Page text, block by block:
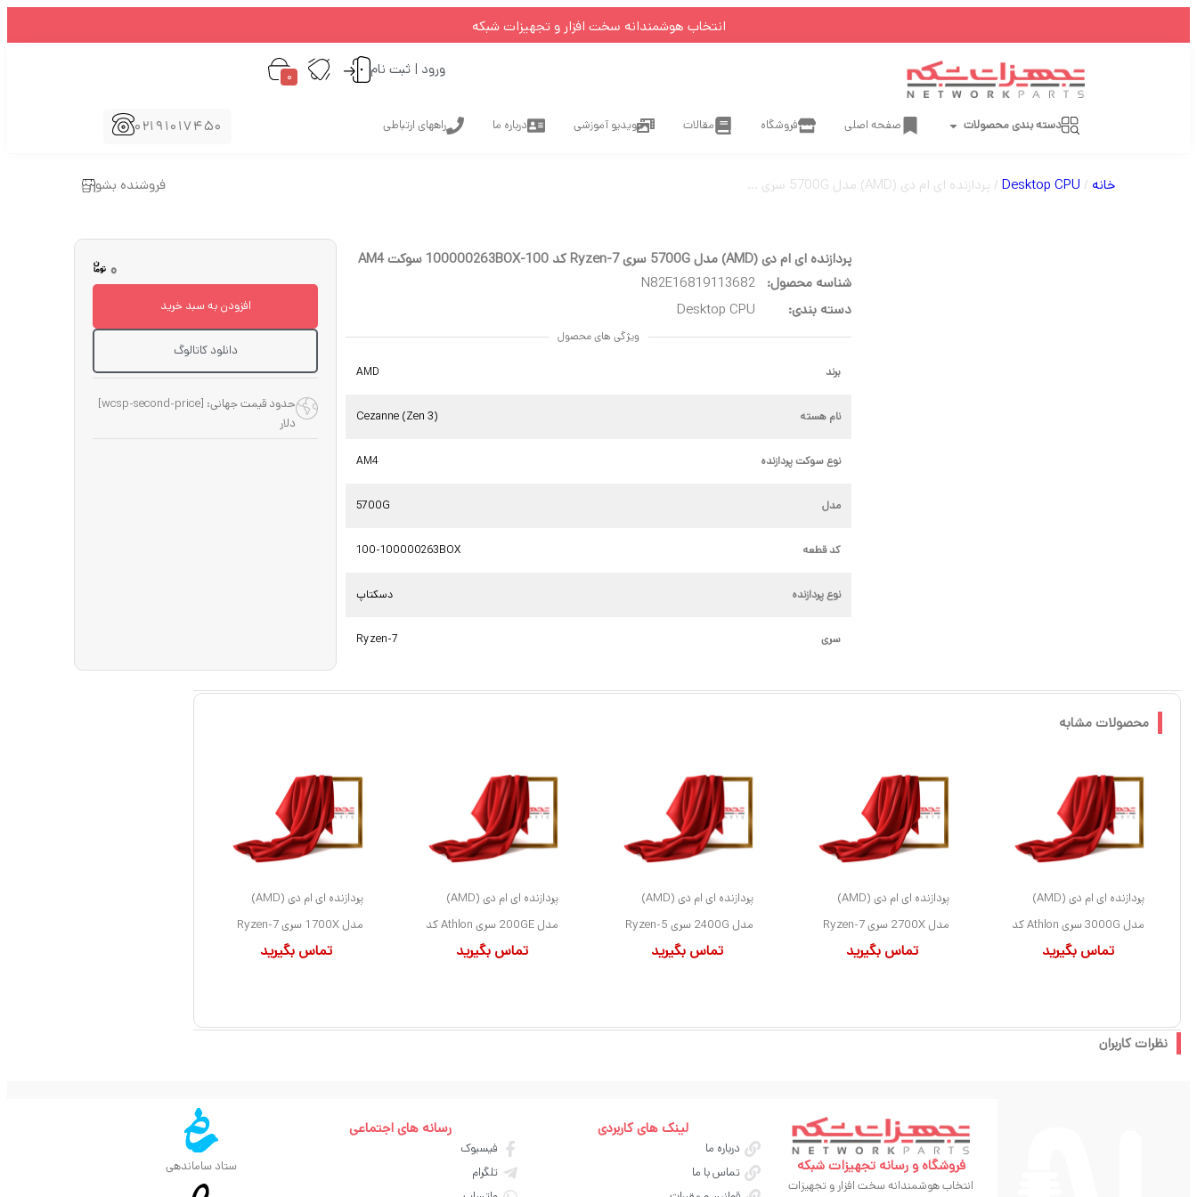
انتخاب هوشمندانه سخت افزار و تجهیزات شبکه
ورود | ثبت نام 0
دسته بندی محصولات صفحه اصلی فروشگاه مقالات ویدیو آموزشی درباره ما راههای ارتباطی 02191017450
خانه /
Desktop CPU / پردازنده ای ام دی (AMD) مدل 5700G سری Ryzen-7 کد 100-100000263BOX سوکت AM4 فروشنده بشو
پردازنده ای ام دی (AMD) مدل 5700G سری Ryzen-7 کد 100-100000263BOX سوکت AM4
شناسه محصول:
N82E16819113682
دسته بندی:
Desktop CPU
ویژگی های محصول
برند AMD
نام هسته Cezanne (Zen 3)
نوع سوکت پردازنده AM4
مدل 5700G
کد قطعه 100-100000263BOX
نوع پردازنده دسکتاپ
سری Ryzen-7
0
افزودن به سبد خرید
دانلود کاتالوگ
حدود قیمت جهانی: [wcsp-second-price]
دلار
محصولات مشابه
پردازنده ای ام دی (AMD)
مدل 3000G سری Athlon کد
YD3000C6FHBOX سوکتتماس بگیرید
پردازنده ای ام دی (AMD)
مدل 2700X سری Ryzen-7
کد YD270XBGAFBOX
تماس بگیرید
پردازنده ای ام دی (AMD)
مدل 2400G سری Ryzen-5
کد YD2400C5M4MFB
تماس بگیرید
پردازنده ای ام دی (AMD)
مدل 200GE سری Athlon کد
YD200GC6FBBOX سوکتتماس بگیرید
پردازنده ای ام دی (AMD)
مدل 1700X سری Ryzen-7
کد YD170XBCAEWOF
تماس بگیرید
نظرات کاربران
فروشگاه و رسانه تجهیزات شبکه
انتخاب هوشمندانه سخت افزار و تجهیزات
لینک های کاربردی
درباره ما
تماس با ما
رسانه های اجتماعی
فیسبوک
تلگرام
ستاد ساماندهی